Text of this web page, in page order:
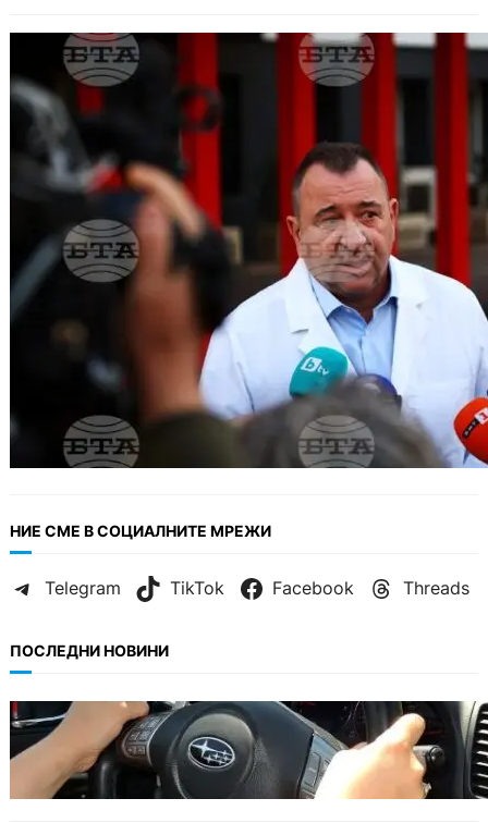
Осем ранени са приети в „Пирогов“
след пожар в Северна Македония.
НИЕ СМЕ В СОЦИАЛНИТЕ МРЕЖИ
Telegram TikTok Facebook Threads
ПОСЛЕДНИ НОВИНИ
БЕЗ КАТЕГОРИЯ
Възможни ограничения за Waze в Европа
след решение на Съда на ЕС.